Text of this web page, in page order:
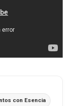
con Esencia